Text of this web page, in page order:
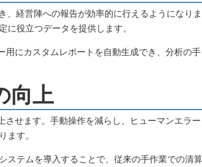
経営陣への報告が効率的に行えるようになりま
役立つデータを提供します。
用にカスタムレポートを自動生成でき、分析の手
向上
せます。手動操作を減らし、ヒューマンエラー
す。
ステムを導入することで、従来の手作業での清算